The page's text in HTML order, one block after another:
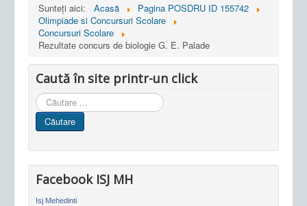
Sunteți aici: Acasă
Pagina POSDRU ID 155742
Olimpiade si Concursuri Scolare
Concursuri Scolare
Rezultate concurs de biologie G. E. Palade
Caută în site printr-un click
Cauta
in
site
Căutare
Facebook ISJ MH
Isj Mehedinti